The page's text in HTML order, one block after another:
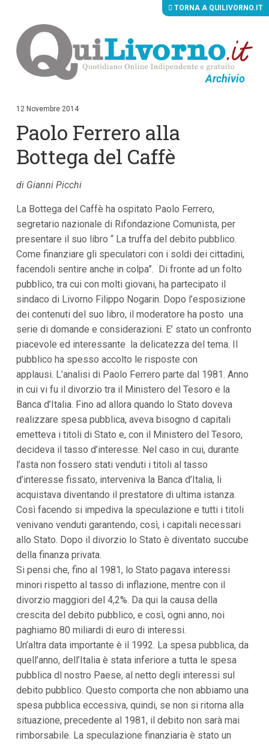
Archivio
i
i
t
n
t
p
r
n
c
p
a
i
V
a
i
a
l
M
e
n
P
r
n
c
p
a
e
V
i
i
n
f
o
n
o
TORNA A QUILIVORNO.IT
12 Novembre 2014
Paolo Ferrero alla
Bottega del Caffè
di Gianni Picchi
La Bottega del Caffè ha ospitato Paolo Ferrero,
segretario nazionale di Rifondazione Comunista, per
presentare il suo libro “ La truffa del debito pubblico.
Come finanziare gli speculatori con i soldi dei cittadini,
facendoli sentire anche in colpa”. Di fronte ad un folto
pubblico, tra cui con molti giovani, ha partecipato il
sindaco di Livorno Filippo Nogarin. Dopo l’esposizione
dei contenuti del suo libro, il moderatore ha posto una
serie di domande e considerazioni. E’ stato un confronto
piacevole ed interessante la delicatezza del tema. Il
pubblico ha spesso accolto le risposte con
applausi. L’analisi di Paolo Ferrero parte dal 1981. Anno
in cui vi fu il divorzio tra il Ministero del Tesoro e la
Banca d’Italia. Fino ad allora quando lo Stato doveva
realizzare spesa pubblica, aveva bisogno d capitali
emetteva i titoli di Stato e, con il Ministero del Tesoro,
decideva il tasso d’interesse. Nel caso in cui, durante
l’asta non fossero stati venduti i titoli al tasso
d’interesse fissato, interveniva la Banca d’Italia, li
acquistava diventando il prestatore di ultima istanza.
Così facendo si impediva la speculazione e tutti i titoli
venivano venduti garantendo, così, i capitali necessari
allo Stato. Dopo il divorzio lo Stato è diventato succube
della finanza privata.
Si pensi che, fino al 1981, lo Stato pagava interessi
minori rispetto al tasso di inflazione, mentre con il
divorzio maggiori del 4,2%. Da qui la causa della
crescita del debito pubblico, e così, ogni anno, noi
paghiamo 80 miliardi di euro di interessi.
Un’altra data importante è il 1992. La spesa pubblica, da
quell’anno, dell’Italia è stata inferiore a tutta le spesa
pubblica dl nostro Paese, al netto degli interessi sul
debito pubblico. Questo comporta che non abbiamo una
spesa pubblica eccessiva, quindi, se non si ritorna alla
situazione, precedente al 1981, il debito non sarà mai
rimborsabile. La speculazione finanziaria è stato un